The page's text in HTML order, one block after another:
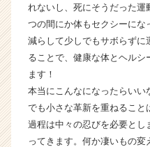
業
か
ら
ト
が
届
く
れないし、死にそうだった
つの間にか体もセクシーにな
減らして少しでもサボらずに
ることで、健康な体とヘル
ます！
本当にこんなになったらいい
でも小さな革新を重ねるこ
過程は中々の忍びを必要とし
ってきます。何か凄いもの